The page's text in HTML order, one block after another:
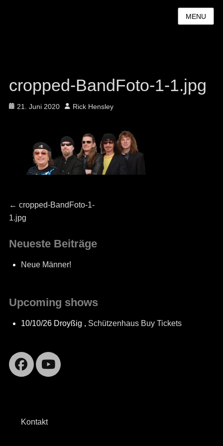
MENU
cropped-BandFoto-1-1.jpg
Posted
21. Juni 2020 Author
Rick Hensley
Beitragsnavigation
← Previous
post:
cropped-BandFoto-1-
1.jpg
Neueste Beiträge
Neue Männer!
Upcoming shows
10/10/26 Droyßig , Schützenhaus Buy Tickets
Facebook
YouTube
Kontakt